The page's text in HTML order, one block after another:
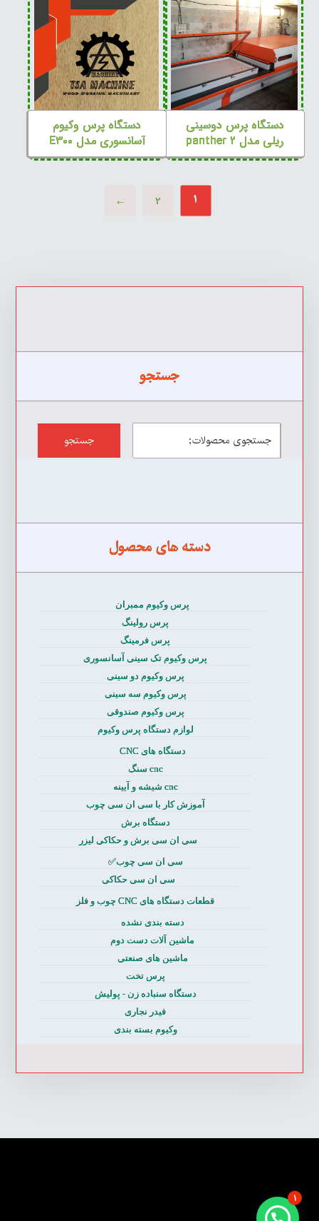
دستگاه پرس دوسینی
ریلی مدل panther ۲
دستگاه پرس وکیوم
آسانسوری مدل E۳۰۰
۱ ۲ ←
جستجو
جستجو
دسته های محصول
پرس وکیوم ممبران
پرس رولینگ
پرس فرمینگ
پرس وکیوم تک سینی آسانسوری
پرس وکیوم دو سینی
پرس وکیوم سه سینی
پرس وکیوم صندوقی
لوازم دستگاه پرس وکیوم
دستگاه های CNC
cnc سنگ
cnc شیشه و آیینه
آموزش کار با سی ان سی چوب
دستگاه برش
سی ان سی برش و حکاکی لیزر
سی ان سی چوب✅
سی ان سی حکاکی
قطعات دستگاه های CNC چوب و فلز
دسته بندی نشده
ماشین آلات دست دوم
ماشین های صنعتی
پرس تخت
دستگاه سنباده زن - پولیش
فیدر نجاری
وکیوم بسته بندی
۱